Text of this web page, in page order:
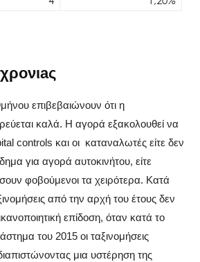
επιβεβαιώνουν ότι η
καλά. Η αγορά εξακολουθεί να
controls και οι καταναλωτές είτε δεν
για αγορά αυτοκινήτου, είτε
φοβούμενοι τα χειρότερα. Κατά
από την αρχή του έτους δεν
επίδοση, όταν κατά το
του 2015 οι ταξινομήσεις
μια υστέρηση της